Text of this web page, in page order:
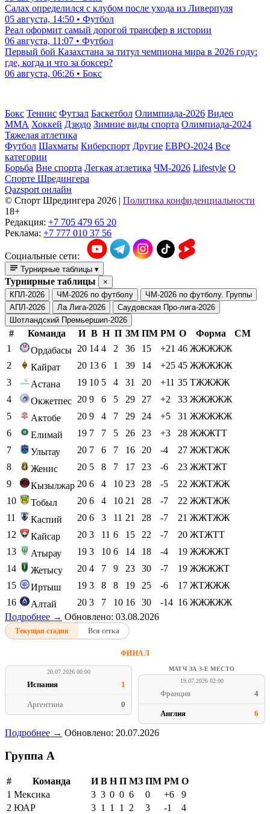
Салах определился с клубом после ухода из Ливерпуля
05 августа, 14:50 • Футбол
Реал оформит самый дорогой трансфер в истории
06 августа, 11:07 • Футбол
Первый бой Казахстана за титул чемпиона мира в 2026 году:
где, когда и что за боксер?
06 августа, 06:26 • Бокс
Бокс Теннис Футзал Баскетбол Олимпиада-2026 Видео
ММА Хоккей Дзюдо Зимние виды спорта Олимпиада-2024
Тяжелая атлетика
Футбол Шахматы Киберспорт Другие ЕВРО-2024 Все
категории
Борьба Вне спорта Легкая атлетика ЧМ-2026 Lifestyle О
Спорте Шредингера
Qazsport онлайн
© Cпорт Шредингера 2026 | Политика конфиденциальности
18+
Редакция: +7 705 479 65 20
Реклама: +7 777 010 37 56
Социальные сети:
Турнирные таблицы ▾
Турнирные таблицы
×
КПЛ-2026
ЧМ-2026 по футболу
ЧМ-2026 по футболу. Группы
АПЛ-2026
Ла Лига-2026
Саудовская Про-лига-2026
Шотландский Премьершип-2026
# Команда И В Н П ЗМ ПМ РМ О Форма
СМ
1
Ордабасы 20 14 4 2 36 15 +21 46 ЖЖЖЖЖ
2
Кайрат 20 13 6 1 39 14 +25 45 ЖЖЖЖЖ
3
Астана 19 10 5 4 31 20 +11 35 ТЖЖЖЖ
4
Окжетпес 20 9 6 5 29 27 +2 33 ЖЖЖЖЖ
5
Актобе 20 9 4 7 29 24 +5 31 ЖЖЖЖЖ
6
Елимай 19 7 7 5 26 23 +3 28 ЖЖЖТТ
7
Улытау 20 7 6 7 16 20 -4 27 ЖЖТЖЖ
8
Женис 20 5 8 7 17 23 -6 23 ЖЖТЖТ
9
Кызылжар 20 6 4 10 23 28 -5 22 ЖЖТЖЖ
10
Тобыл 20 6 4 10 21 28 -7 22 ЖЖТЖЖ
11
Каспий 20 6 3 11 21 28 -7 21 ЖЖТЖЖ
12
Кайсар 20 3 11 6 15 22 -7 20 ЖТЖТТ
13
Атырау 19 3 10 6 14 18 -4 19 ЖЖЖЖТ
14
Жетысу 20 4 7 9 23 30 -7 19 ЖЖЖЖТ
15
Иртыш 19 3 8 8 19 25 -6 17 ЖТЖЖЖ
16
Алтай 20 3 7 10 16 30 -14 16 ЖЖЖЖЖ
Подробнее → Обновлено: 03.08.2026
Текущая стадия Вся сетка
ФИНАЛ
20.07.2026 00:00
Испания 1
Аргентина 0
МАТЧ ЗА 3-Е МЕСТО
19.07.2026 02:00
Франция 4
Англия 6
Подробнее → Обновлено: 20.07.2026
Группа A
# Команда И В Н П МЗ ПМ РМ О
1 Мексика 3 3 0 0 6 0 +6
9
2 ЮАР 3 1 1 1 2 3 -1
4